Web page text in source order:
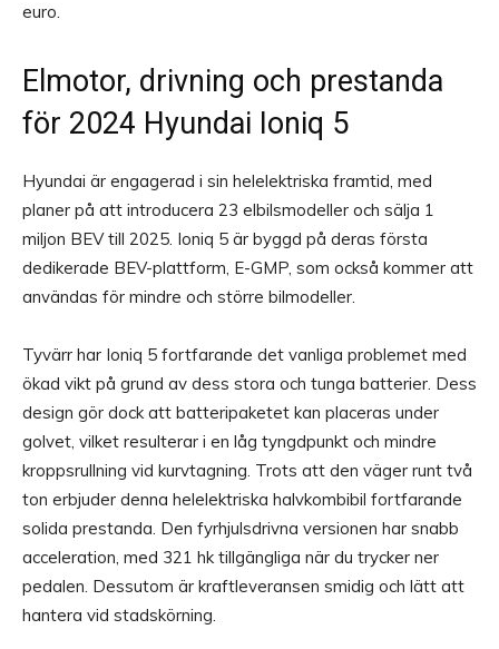
euro.
Elmotor, drivning och prestanda
för 2024 Hyundai Ioniq 5
Hyundai är engagerad i sin helelektriska framtid, med
planer på att introducera 23 elbilsmodeller och sälja 1
miljon BEV till 2025. Ioniq 5 är byggd på deras första
dedikerade BEV-plattform, E-GMP, som också kommer att
användas för mindre och större bilmodeller.
Tyvärr har Ioniq 5 fortfarande det vanliga problemet med
ökad vikt på grund av dess stora och tunga batterier. Dess
design gör dock att batteripaketet kan placeras under
golvet, vilket resulterar i en låg tyngdpunkt och mindre
kroppsrullning vid kurvtagning. Trots att den väger runt två
ton erbjuder denna helelektriska halvkombibil fortfarande
solida prestanda. Den fyrhjulsdrivna versionen har snabb
acceleration, med 321 hk tillgängliga när du trycker ner
pedalen. Dessutom är kraftleveransen smidig och lätt att
hantera vid stadskörning.